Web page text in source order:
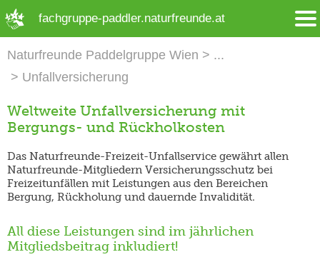
fachgruppe-paddler.naturfreunde.at
Naturfreunde Paddelgruppe Wien
Unfallversicherung
Weltweite Unfallversicherung mit
Bergungs- und Rückholkosten
Das Naturfreunde-Freizeit-Unfallservice gewährt allen
Naturfreunde-Mitgliedern Versicherungsschutz bei
Freizeitunfällen mit Leistungen aus den Bereichen
Bergung, Rückholung und dauernde Invalidität.
All diese Leistungen sind im jährlichen
Mitgliedsbeitrag inkludiert!